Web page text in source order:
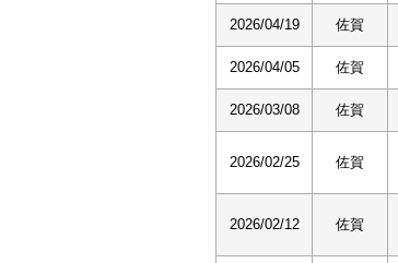
2026/04/19 佐賀
2026/04/05 佐賀
2026/03/08 佐賀
2026/02/25 佐賀
2026/02/12 佐賀